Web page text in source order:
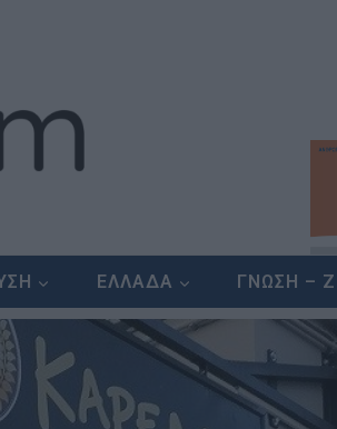
ΕΛΛΑΔΑ ΓΝΩΣΗ –